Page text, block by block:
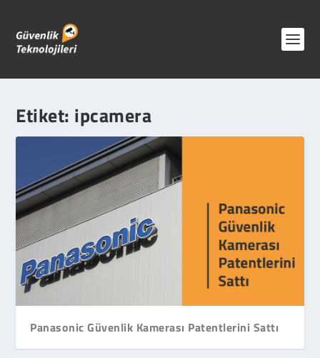
Etiket: ipcamera
Panasonic Güvenlik Kamerası Patentlerini Sattı